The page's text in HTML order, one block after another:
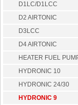
D1LC/D1LCC
D2 AIRTONIC
D3LCC
D4 AIRTONIC
HEATER FUEL
HYDRONIC 10
HYDRONIC 24/30
HYDRONIC 9